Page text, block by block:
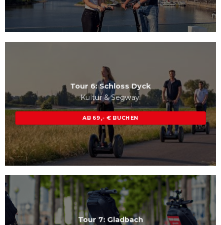
Tour 6: Schloss Dyck
Kultur & Segway.
AB 69,- € BUCHEN
Tour 7: Gladbach